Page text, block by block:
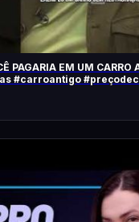
PAGARIA EM UM CARRO
#carroantigo